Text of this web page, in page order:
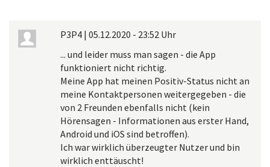
P3P4 | 05.12.2020 - 23:52 Uhr
... und leider muss man sagen - die App
funktioniert nicht richtig.
Meine App hat meinen Positiv-Status nicht an
meine Kontaktpersonen weitergegeben - die
von 2 Freunden ebenfalls nicht (kein
Hörensagen - Informationen aus erster Hand,
Android und iOS sind betroffen).
Ich war wirklich überzeugter Nutzer und bin
wirklich enttäuscht!